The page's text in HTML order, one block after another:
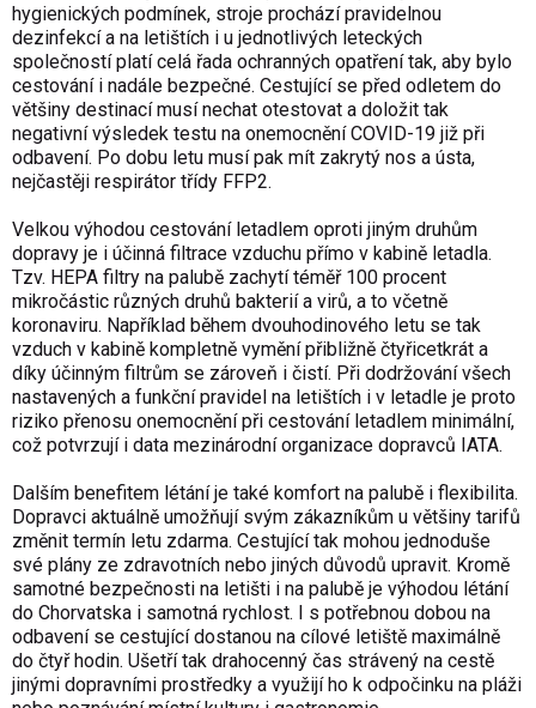
hygienických podmínek, stroje prochází pravidelnou
dezinfekcí a na letištích i u jednotlivých leteckých
společností platí celá řada ochranných opatření tak, aby bylo
cestování i nadále bezpečné. Cestující se před odletem do
většiny destinací musí nechat otestovat a doložit tak
negativní výsledek testu na onemocnění COVID-19 již při
odbavení. Po dobu letu musí pak mít zakrytý nos a ústa,
nejčastěji respirátor třídy FFP2.
Velkou výhodou cestování letadlem oproti jiným druhům
dopravy je i účinná filtrace vzduchu přímo v kabině letadla.
Tzv. HEPA filtry na palubě zachytí téměř 100 procent
mikročástic různých druhů bakterií a virů, a to včetně
koronaviru. Například během dvouhodinového letu se tak
vzduch v kabině kompletně vymění přibližně čtyřicetkrát a
díky účinným filtrům se zároveň i čistí. Při dodržování všech
nastavených a funkční pravidel na letištích i v letadle je proto
riziko přenosu onemocnění při cestování letadlem minimální,
což potvrzují i data mezinárodní organizace dopravců IATA.
Dalším benefitem létání je také komfort na palubě i flexibilita.
Dopravci aktuálně umožňují svým zákazníkům u většiny tarifů
změnit termín letu zdarma. Cestující tak mohou jednoduše
své plány ze zdravotních nebo jiných důvodů upravit. Kromě
samotné bezpečnosti na letišti i na palubě je výhodou létání
do Chorvatska i samotná rychlost. I s potřebnou dobou na
odbavení se cestující dostanou na cílové letiště maximálně
do čtyř hodin. Ušetří tak drahocenný čas strávený na cestě
jinými dopravními prostředky a využijí ho k odpočinku na pláži